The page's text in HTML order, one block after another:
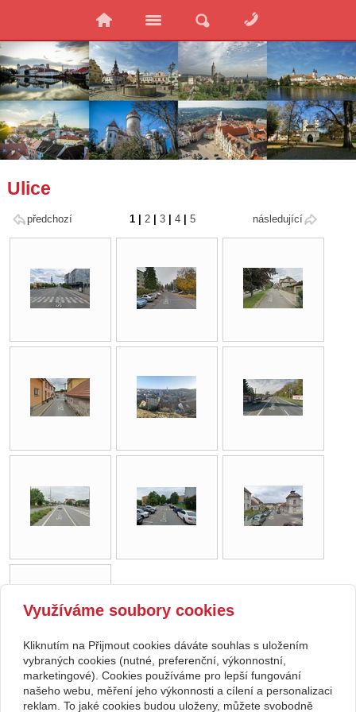
Ulice
předchozí 1 2 3 4 5 následující
zpět
Využíváme soubory cookies
Kliknutím na Přijmout cookies dáváte souhlas s uložením
vybraných cookies (nutné, preferenční, výkonnostní,
marketingové). Cookies používáme pro lepší fungování
našeho webu, měření jeho výkonnosti a cílení a personalizaci
reklam. To jaké cookies budou uloženy, můžete svobodně